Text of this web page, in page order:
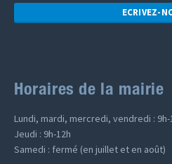
ECRIVEZ-
Horaires de la mairie
Lundi, mardi, mercredi, vendredi : 9h-
Jeudi : 9h-12h
Samedi : fermé (en juillet et en août)